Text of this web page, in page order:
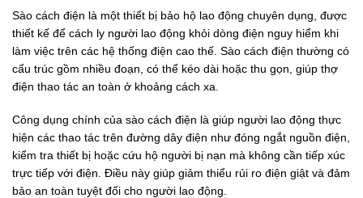
Sào cách điện là một thiết bị bảo hộ lao động chuyên dụng, được
thiết kế để cách ly người lao động khỏi dòng điện nguy hiểm khi
làm việc trên các hệ thống điện cao thế. Sào cách điện thường có
cấu trúc gồm nhiều đoạn, có thể kéo dài hoặc thu gọn, giúp thợ
điện thao tác an toàn ở khoảng cách xa.
Công dụng chính của sào cách điện là giúp người lao động thực
hiện các thao tác trên đường dây điện như đóng ngắt nguồn điện,
kiểm tra thiết bị hoặc cứu hộ người bị nạn mà không cần tiếp xúc
trực tiếp với điện. Điều này giúp giảm thiểu rủi ro điện giật và đảm
bảo an toàn tuyệt đối cho người lao động.